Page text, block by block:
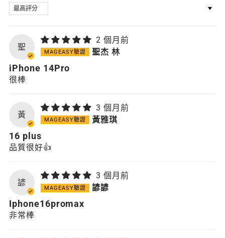
SORT BY
聖
2 個月前
聖杰 林
iPhone 14Pro
很棒
黃
3 個月前
黃雅琪
16 plus
品質很好👍
諺
3 個月前
諺諺
Iphone16promax
非常棒